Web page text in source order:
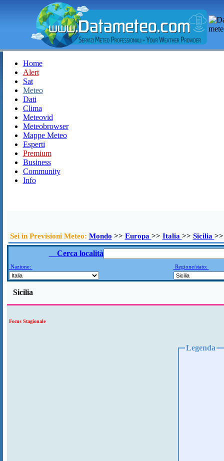
Home
Alert
Sat
Meteo
Dati
Clima
Meteovid
Meteobrowser
Mappe Meteo
Esperti
Premium
Business
Community
Info
Sei in Previsioni Meteo: Mondo >> Europa >> Italia >> Sicilia
Cerca località
Nazione: Regione/stato:
Sicilia
Focus Stagionale
Legenda